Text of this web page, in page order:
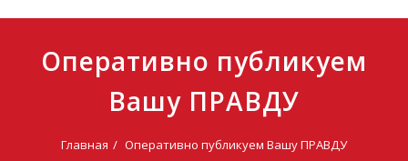
Оперативно публикуем
Вашу ПРАВДУ
Главная Оперативно публикуем Вашу ПРАВДУ